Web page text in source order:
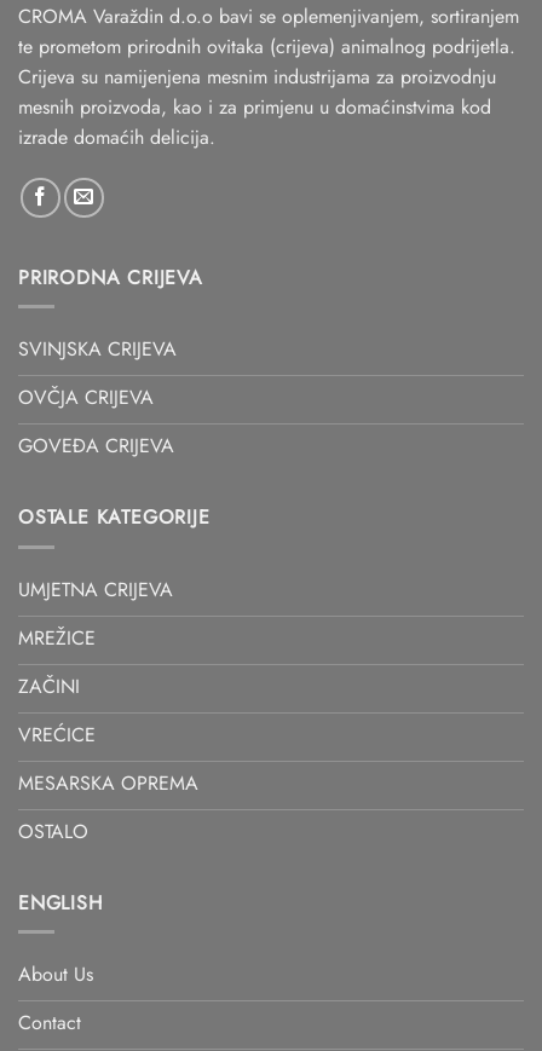
CROMA Varaždin d.o.o bavi se oplemenjivanjem, sortiranjem
te prometom prirodnih ovitaka (crijeva) animalnog podrijetla.
Crijeva su namijenjena mesnim industrijama za proizvodnju
mesnih proizvoda, kao i za primjenu u domaćinstvima kod
izrade domaćih delicija.
PRIRODNA CRIJEVA
SVINJSKA CRIJEVA
OVČJA CRIJEVA
GOVEĐA CRIJEVA
OSTALE KATEGORIJE
UMJETNA CRIJEVA
MREŽICE
ZAČINI
VREĆICE
MESARSKA OPREMA
OSTALO
ENGLISH
About Us
Contact